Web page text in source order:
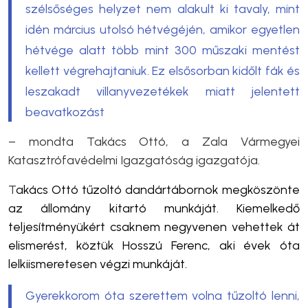
szélsőséges helyzet nem alakult ki tavaly, mint
idén március utolsó hétvégéjén, amikor egyetlen
hétvége alatt több mint 300 műszaki mentést
kellett végrehajtaniuk. Ez elsősorban kidőlt fák és
leszakadt villanyvezetékek miatt jelentett
beavatkozást
– mondta Takács Ottó, a Zala Vármegyei
Katasztrófavédelmi Igazgatóság igazgatója.
Takács Ottó tűzoltó dandártábornok megköszönte
az állomány kitartó munkáját. Kiemelkedő
teljesítményükért csaknem negyvenen vehettek át
elismerést, köztük Hosszú Ferenc, aki évek óta
lelkiismeretesen végzi munkáját.
Gyerekkorom óta szerettem volna tűzoltó lenni,